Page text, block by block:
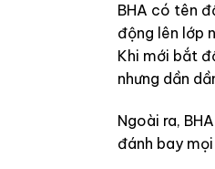
BHA có tên
động lên lớp
Khi mới bắt
nhưng dần
Ngoài ra,
đánh bay